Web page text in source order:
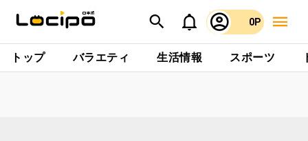
0P
トップ バラエティ 生活情報 スポーツ